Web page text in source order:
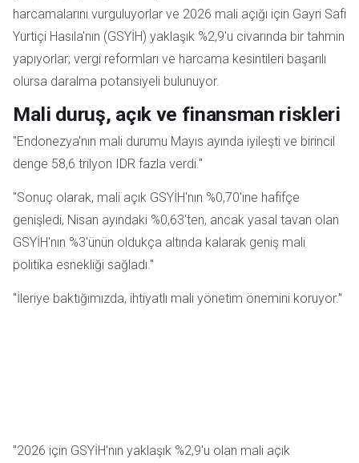
harcamalarını vurguluyorlar ve 2026 mali açığı için Gayri Safi
Yurtiçi Hasıla'nın (GSYİH) yaklaşık %2,9'u civarında bir tahmin
yapıyorlar; vergi reformları ve harcama kesintileri başarılı
olursa daralma potansiyeli bulunuyor.
Mali duruş, açık ve finansman riskleri
"Endonezya'nın mali durumu Mayıs ayında iyileşti ve birincil
denge 58,6 trilyon IDR fazla verdi."
"Sonuç olarak, mali açık GSYİH'nın %0,70'ine hafifçe
genişledi, Nisan ayındaki %0,63'ten, ancak yasal tavan olan
GSYİH'nın %3'ünün oldukça altında kalarak geniş mali
politika esnekliği sağladı."
"İleriye baktığımızda, ihtiyatlı mali yönetim önemini koruyor."
"2026 için GSYİH'nın yaklaşık %2,9'u olan mali açık